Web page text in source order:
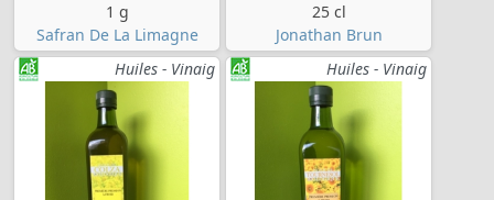
1 g
Safran De La Limagne
25 cl
Jonathan Brun
Huiles - Vinaig
Huiles - Vinaig